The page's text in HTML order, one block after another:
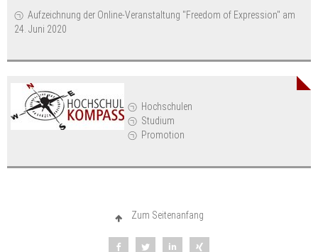
Hochschulen
Studium
Promotion
Aufzeichnung der Online-Veranstaltung "Freedom of Expression" am
24. Juni 2020
Zum Seitenanfang